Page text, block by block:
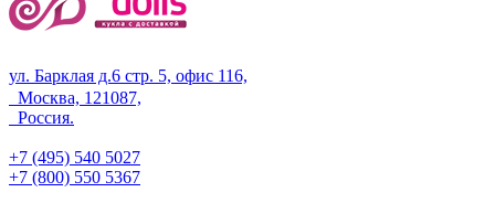
ул. Барклая д.6 стр. 5, офис 116,
Москва, 121087,
Россия.
+7 (495) 540 5027
+7 (800) 550 5367